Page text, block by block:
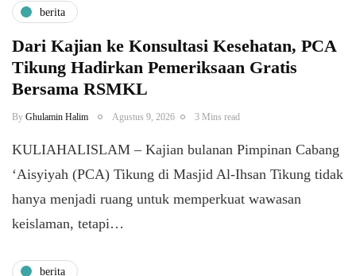
berita
Dari Kajian ke Konsultasi Kesehatan, PCA
Tikung Hadirkan Pemeriksaan Gratis
Bersama RSMKL
By Ghulamin Halim Agustus 9, 2026 3 Mins read
KULIAHALISLAM – Kajian bulanan Pimpinan Cabang
‘Aisyiyah (PCA) Tikung di Masjid Al-Ihsan Tikung tidak
hanya menjadi ruang untuk memperkuat wawasan
keislaman, tetapi…
berita